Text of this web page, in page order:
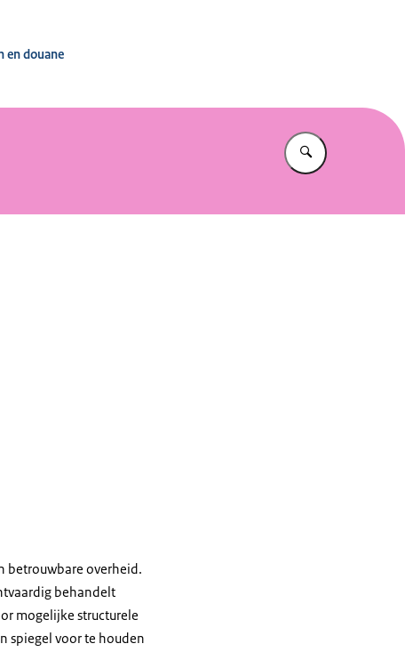
en douane
Vul in wat u
betrouwbare overheid.
behandelt
mogelijke structurele
spiegel voor te houden